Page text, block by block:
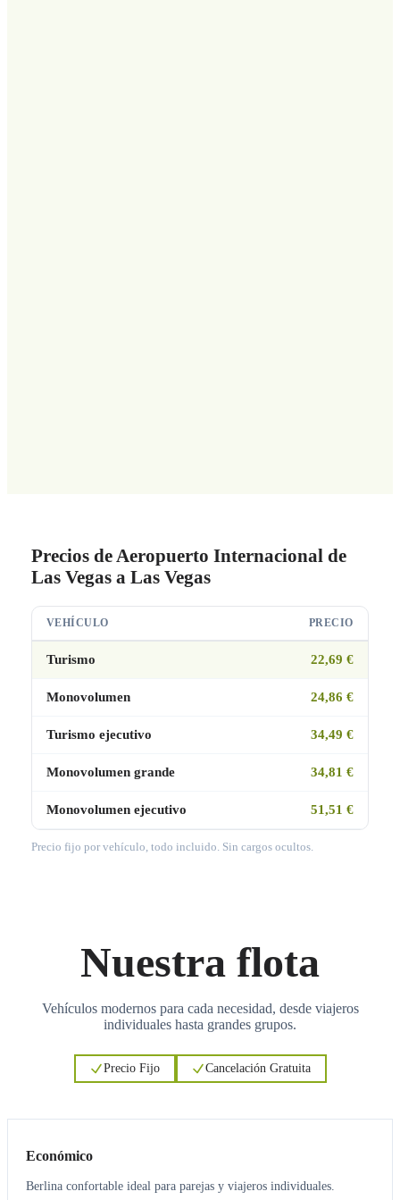
Precios de Aeropuerto Internacional de
Las Vegas a Las Vegas
VEHÍCULO PRECIO
Turismo 22,69 €
Monovolumen 24,86 €
Turismo ejecutivo 34,49 €
Monovolumen grande 34,81 €
Monovolumen ejecutivo 51,51 €
Precio fijo por vehículo, todo incluido. Sin cargos ocultos.
Nuestra flota
Vehículos modernos para cada necesidad, desde viajeros
individuales hasta grandes grupos.
Precio Fijo Cancelación Gratuita
Económico
Berlina confortable ideal para parejas y viajeros individuales.